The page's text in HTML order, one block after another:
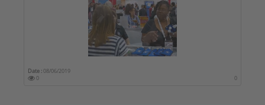
Date :08/06/2019
0
0